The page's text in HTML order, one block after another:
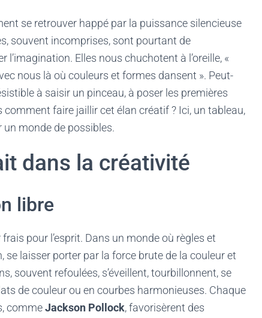
se retrouver happé par la puissance silencieuse
souvent incomprises, sont pourtant de
Elles nous chuchotent à l’oreille, «
nous là où couleurs et formes dansent ». Peut-
à saisir un pinceau, à poser les premières
faire jaillir cet élan créatif ? Ici, un tableau,
monde de possibles.
dans la créativité
libre
pour l’esprit. Dans un monde où règles et
laisser porter par la force brute de la couleur et
souvent refoulées, s’éveillent, tourbillonnent, se
de couleur ou en courbes harmonieuses. Chaque
commeJackson Pollock, favorisèrent des